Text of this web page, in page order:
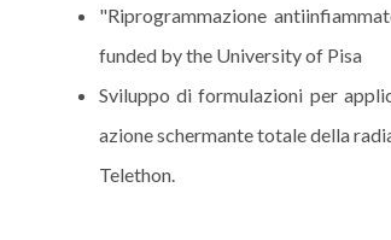
"Riprogrammazione
funded by the University of Pisa
Sviluppo di formulazioni per
azione schermante totale della
Telethon.